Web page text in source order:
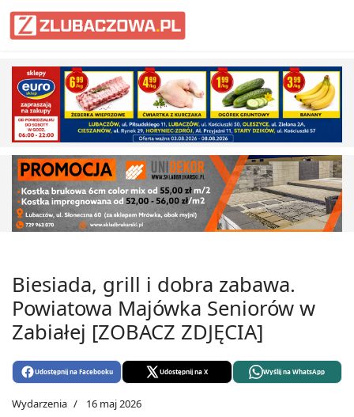
Informacje Lubaczów, powiat
Biesiada, grill i dobra zabawa.
Powiatowa Majówka Seniorów w
Zabiałej [ZOBACZ ZDJĘCIA]
Udostępnij na Facebooku Udostępnij na X Wyślij na WhatsApp
Wydarzenia 16 maj 2026